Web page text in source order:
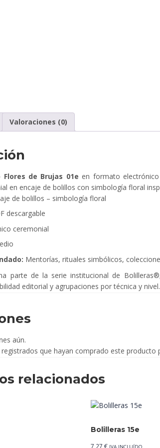
Valoraciones (0)
de Brujas 01e en formato
en encaje de bolillos con simbología floral
de bolillos – simbología floral
descargable
ceremonial
Mentorías, rituales simbólicos,
parte de la serie institucional de
editorial y agrupaciones por técnica y nivel.
aún.
que hayan comprado este producto
relacionados
Bolilleras 15e
7,27 € IVA INCLUÍDO